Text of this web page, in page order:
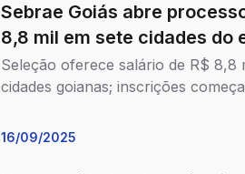
Sebrae Goiás abre
8,8 mil em sete cidades do
Seleção oferece salário de R$ 8,8
cidades goianas; inscrições
16/09/2025